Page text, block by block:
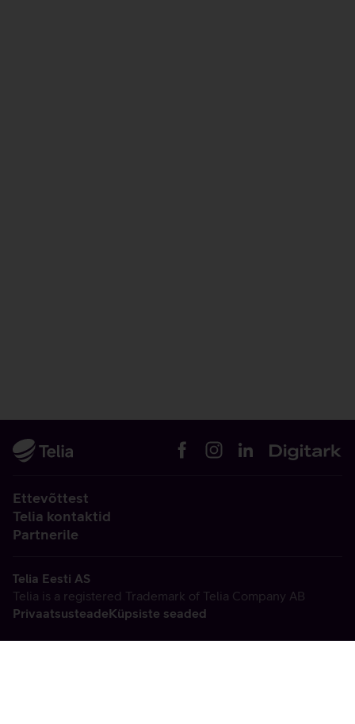
Ettevõttest
Telia kontaktid
Partnerile
Telia Eesti AS
Telia is a registered Trademark of Telia Company AB
PrivaatsusteadeKüpsiste seaded